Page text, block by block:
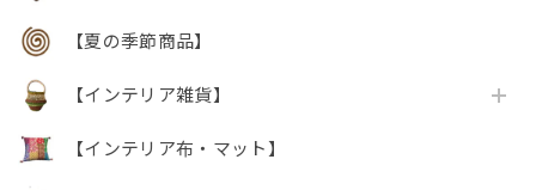
【夏の季節商品】
【インテリア雑貨】
【インテリア布・マット】